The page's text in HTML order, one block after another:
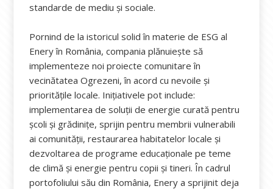
standarde de mediu și sociale.
Pornind de la istoricul solid în materie de ESG al
Enery în România, compania plănuiește să
implementeze noi proiecte comunitare în
vecinătatea Ogrezeni, în acord cu nevoile și
prioritățile locale. Inițiativele pot include:
implementarea de soluții de energie curată pentru
școli și grădinițe, sprijin pentru membrii vulnerabili
ai comunității, restaurarea habitatelor locale și
dezvoltarea de programe educaționale pe teme
de climă și energie pentru copii și tineri. În cadrul
portofoliului său din România, Enery a sprijinit deja